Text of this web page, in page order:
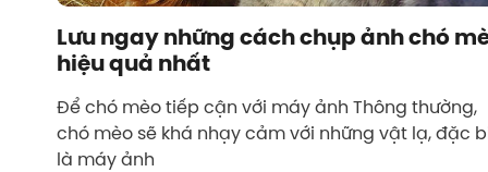
Lưu ngay những cách chụp ảnh chó
hiệu quả nhất
Để chó mèo tiếp cận với máy ảnh Thông thường,
chó mèo sẽ khá nhạy cảm với những vật lạ, đặc
là máy ảnh